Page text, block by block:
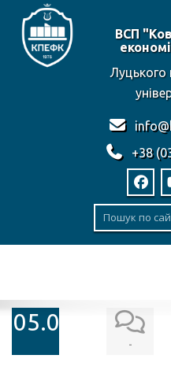
ВСП
Луцького
+38
05.02.2021
-